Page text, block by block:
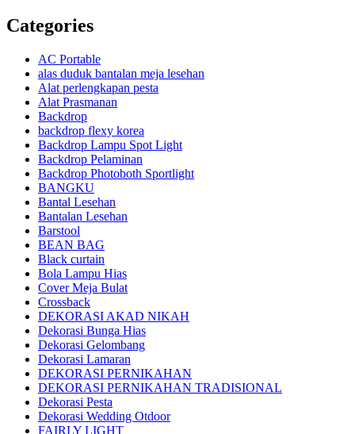
Categories
AC Portable
alas duduk bantalan meja lesehan
Alat perlengkapan pesta
Alat Prasmanan
Backdrop
backdrop flexy korea
Backdrop Lampu Spot Light
Backdrop Pelaminan
Backdrop Photoboth Sportlight
BANGKU
Bantal Lesehan
Bantalan Lesehan
Barstool
BEAN BAG
Black curtain
Bola Lampu Hias
Cover Meja Bulat
Crossback
DEKORASI AKAD NIKAH
Dekorasi Bunga Hias
Dekorasi Gelombang
Dekorasi Lamaran
DEKORASI PERNIKAHAN
DEKORASI PERNIKAHAN TRADISIONAL
Dekorasi Pesta
Dekorasi Wedding Otdoor
FAIRLY LIGHT